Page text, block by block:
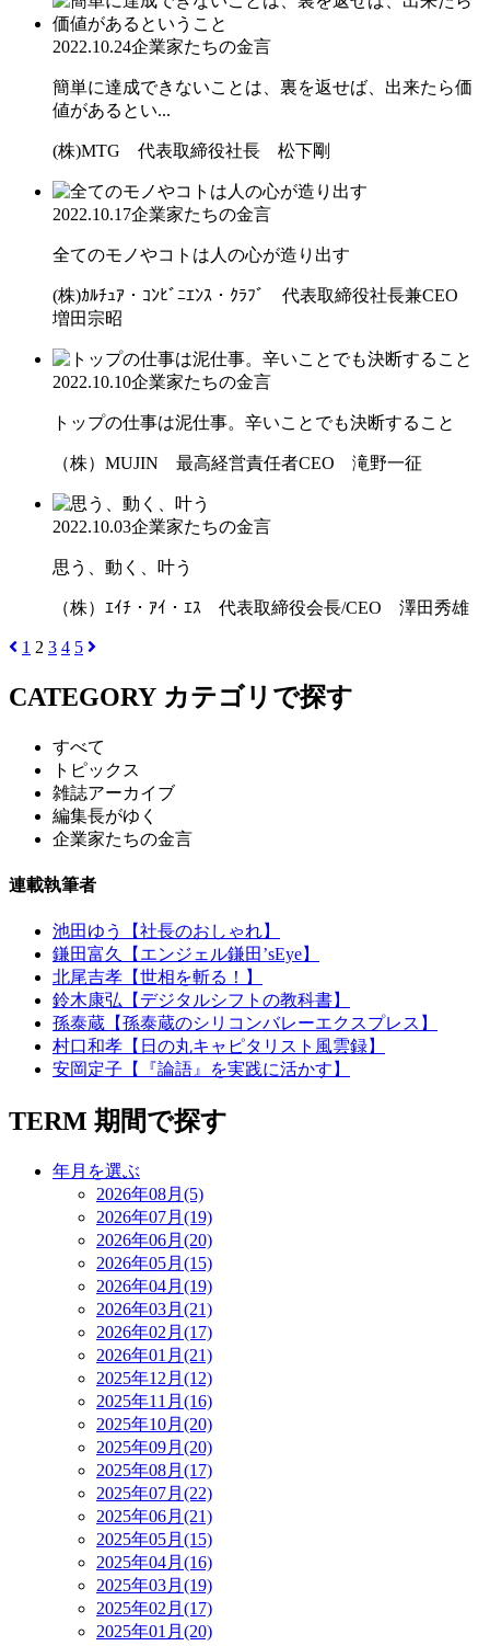
2022.10.24企業家たちの金言
簡単に達成できないことは、裏を返せば、出来たら価
値があるとい...
(株)MTG 代表取締役社長 松下剛
2022.10.17企業家たちの金言
全てのモノやコトは人の心が造り出す
(株)ｶﾙﾁｭｱ・ｺﾝﾋﾞﾆｴﾝｽ・ｸﾗﾌﾞ 代表取締役社長兼CEO
増田宗昭
2022.10.10企業家たちの金言
トップの仕事は泥仕事。辛いことでも決断すること
（株）MUJIN 最高経営責任者CEO 滝野一征
2022.10.03企業家たちの金言
思う、動く、叶う
（株）ｴｲﾁ・ｱｲ・ｴｽ 代表取締役会長/CEO 澤田秀雄
1 2 3 4 5
CATEGORY カテゴリで探す
すべて
トピックス
雑誌アーカイブ
編集長がゆく
企業家たちの金言
連載執筆者
池田ゆう【社長のおしゃれ】
鎌田富久【エンジェル鎌田’sEye】
北尾吉孝【世相を斬る！】
鈴木康弘【デジタルシフトの教科書】
孫泰蔵【孫泰蔵のシリコンバレーエクスプレス】
村口和孝【日の丸キャピタリスト風雲録】
安岡定子【『論語』を実践に活かす】
TERM 期間で探す
年月を選ぶ
2026年08月(5)
2026年07月(19)
2026年06月(20)
2026年05月(15)
2026年04月(19)
2026年03月(21)
2026年02月(17)
2026年01月(21)
2025年12月(12)
2025年11月(16)
2025年10月(20)
2025年09月(20)
2025年08月(17)
2025年07月(22)
2025年06月(21)
2025年05月(15)
2025年04月(16)
2025年03月(19)
2025年02月(17)
2025年01月(20)